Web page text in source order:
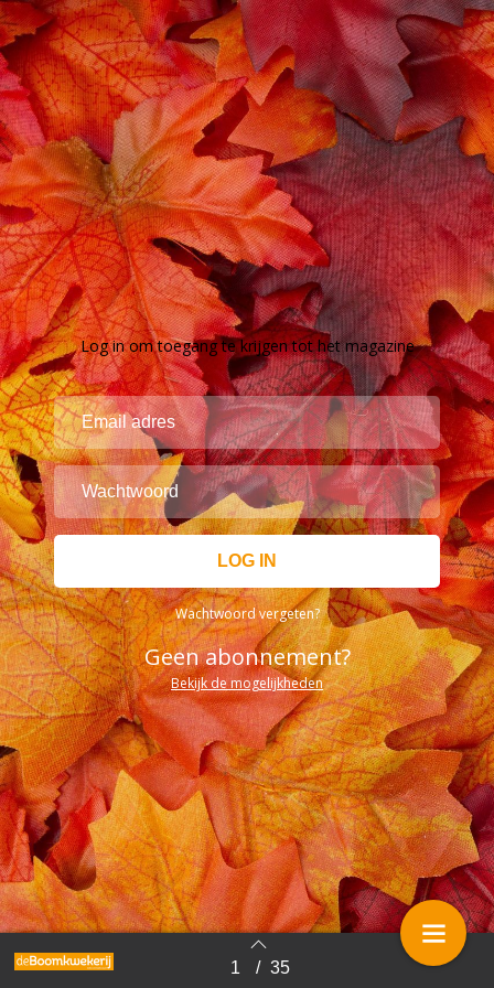
Log in om toegang te krijgen tot het magazine
Wachtwoord vergeten?
Geen abonnement?
Bekijk de mogelijkheden
Terug naar overzicht 1 / 35